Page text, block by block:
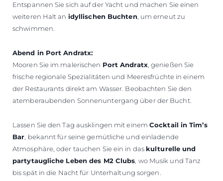
Entspannen Sie sich auf der Yacht und machen Sie einen
weiteren Halt an idyllischen Buchten, um erneut zu
schwimmen.
Abend in Port Andratx:
Mooren Sie im malerischen Port Andratx, genießen Sie
frische regionale Spezialitäten und Meeresfrüchte in einem
der Restaurants direkt am Wasser. Beobachten Sie den
atemberaubenden Sonnenuntergang über der Bucht.
Lassen Sie den Tag ausklingen mit einem Cocktail in Tim’s
Bar, bekannt für seine gemütliche und einladende
Atmosphäre, oder tauchen Sie ein in das kulturelle und
partytaugliche Leben des M2 Clubs, wo Musik und Tanz
bis spät in die Nacht für Unterhaltung sorgen.